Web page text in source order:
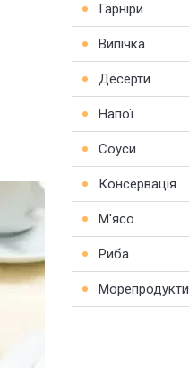
Гарніри
Випічка
Десерти
Напої
Соуси
Консервація
М'ясо
Риба
Морепродукти